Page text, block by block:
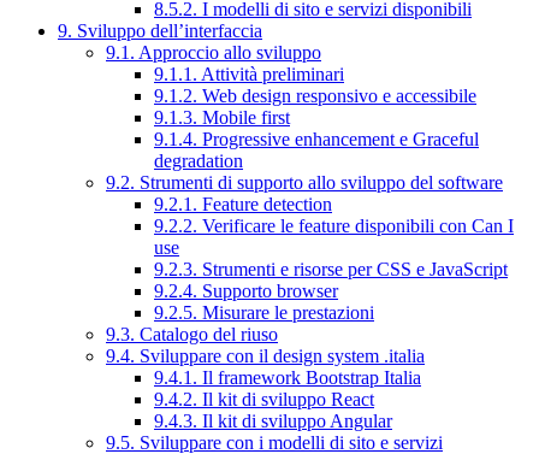
8.5.2. I modelli di sito e servizi disponibili
9. Sviluppo dell’interfaccia
9.1. Approccio allo sviluppo
9.1.1. Attività preliminari
9.1.2. Web design responsivo e accessibile
9.1.3. Mobile first
9.1.4. Progressive enhancement e Graceful
degradation
9.2. Strumenti di supporto allo sviluppo del software
9.2.1. Feature detection
9.2.2. Verificare le feature disponibili con Can I
use
9.2.3. Strumenti e risorse per CSS e JavaScript
9.2.4. Supporto browser
9.2.5. Misurare le prestazioni
9.3. Catalogo del riuso
9.4. Sviluppare con il design system .italia
9.4.1. Il framework Bootstrap Italia
9.4.2. Il kit di sviluppo React
9.4.3. Il kit di sviluppo Angular
9.5. Sviluppare con i modelli di sito e servizi